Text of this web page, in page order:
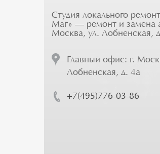
Студия локального
Маг» — ремонт и замена
Москва, ул. Лобненская,
Главный офис: г.
Лобненская, д. 4а
+7(495)776-03-86